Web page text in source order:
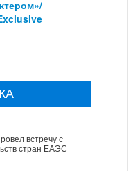
встречу с
стран ЕАЭС